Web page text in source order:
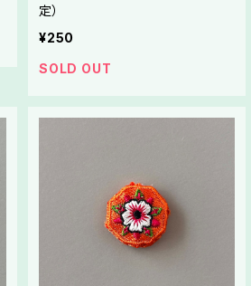
定）
¥250
SOLD OUT